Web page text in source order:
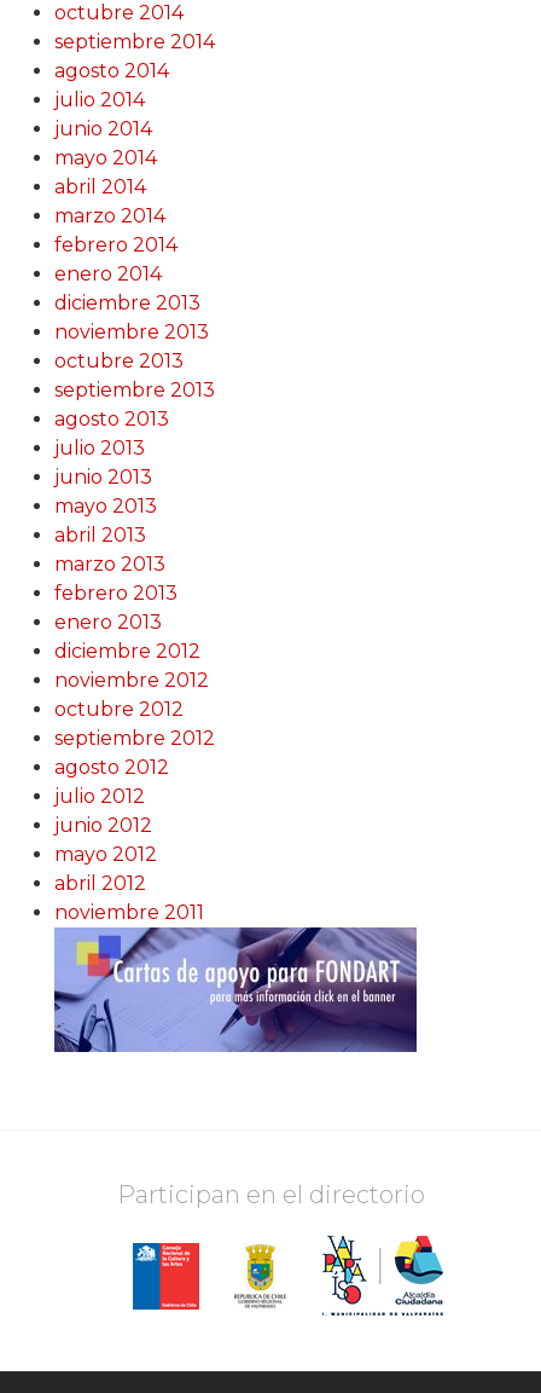
octubre 2014
septiembre 2014
agosto 2014
julio 2014
junio 2014
mayo 2014
abril 2014
marzo 2014
febrero 2014
enero 2014
diciembre 2013
noviembre 2013
octubre 2013
septiembre 2013
agosto 2013
julio 2013
junio 2013
mayo 2013
abril 2013
marzo 2013
febrero 2013
enero 2013
diciembre 2012
noviembre 2012
octubre 2012
septiembre 2012
agosto 2012
julio 2012
junio 2012
mayo 2012
abril 2012
noviembre 2011
Participan en el directorio